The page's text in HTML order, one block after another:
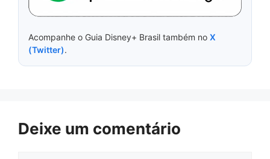
Acompanhe o Guia Disney+ Brasil também no X
(Twitter).
Deixe um comentário